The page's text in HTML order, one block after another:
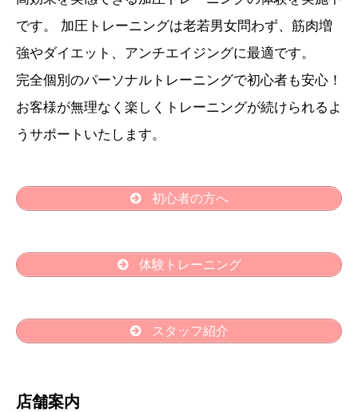
です。 加圧トレーニングは老若男女問わず、筋肉増
強やダイエット、アンチエイジングに最適です。
完全個別のパーソナルトレーニングで初心者も安心！
お客様が無理なく楽しくトレーニングが続けられるよ
うサポートいたします。
初心者の方へ
体験トレーニング
スタッフ紹介
店舗案内